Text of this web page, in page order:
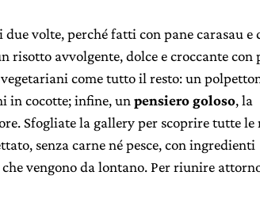
volte, perché fatti con pane carasau e
risotto avvolgente, dolce e croccante con
vegetariani come tutto il resto: un
in cocotte; infine, un pensiero goloso, la
Sfogliate la gallery per scoprire tutte le
senza carne né pesce, con ingredienti
vengono da lontano. Per riunire